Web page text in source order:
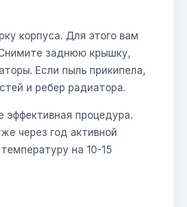
корпуса. Для этого вам
заднюю крышку,
Если пыль прикипела,
и ребер радиатора.
процедура.
через год активной
на 10-15